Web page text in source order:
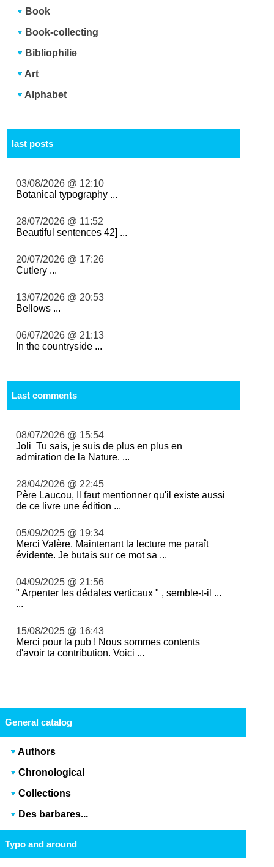
Book
Book-collecting
Bibliophilie
Art
Alphabet
last posts
03/08/2026 @ 12:10
Botanical typography ...
28/07/2026 @ 11:52
Beautiful sentences 42] ...
20/07/2026 @ 17:26
Cutlery ...
13/07/2026 @ 20:53
Bellows ...
06/07/2026 @ 21:13
In the countryside ...
Last comments
08/07/2026 @ 15:54
Joli Tu sais, je suis de plus en plus en
admiration de la Nature. ...
28/04/2026 @ 22:45
Père Laucou, Il faut mentionner qu'il existe aussi
de ce livre une édition ...
05/09/2025 @ 19:34
Merci Valère. Maintenant la lecture me paraît
évidente. Je butais sur ce mot sa ...
04/09/2025 @ 21:56
" Arpenter les dédales verticaux " , semble-t-il ...
...
15/08/2025 @ 16:43
Merci pour la pub ! Nous sommes contents
d'avoir ta contribution. Voici ...
General catalog
Authors
Chronological
Collections
Des barbares...
Typo and around